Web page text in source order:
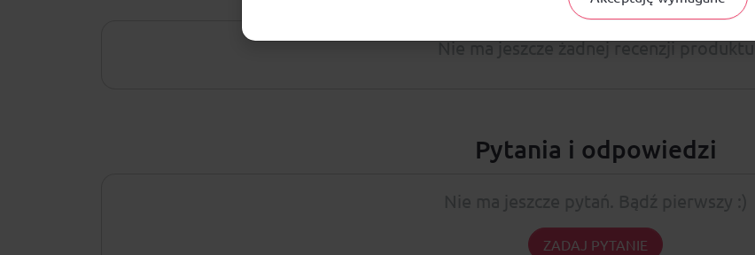
Nie ma jeszcze żadnej recenzji produktu
Pytania i odpowiedzi
ZADAJ PYTANIE